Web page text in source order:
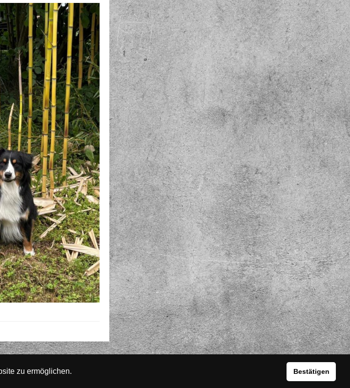
Websitewww.rada-it.com
zu ermöglichen. Bestätigen